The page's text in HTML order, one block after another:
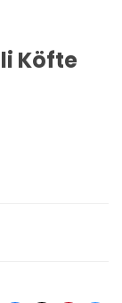
Köfte